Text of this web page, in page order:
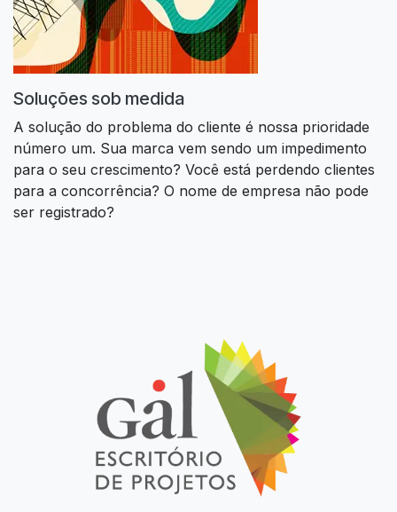
Soluções sob medida
A solução do problema do cliente é nossa prioridade
número um. Sua marca vem sendo um impedimento
para o seu crescimento? Você está perdendo clientes
para a concorrência? O nome de empresa não pode
ser registrado?